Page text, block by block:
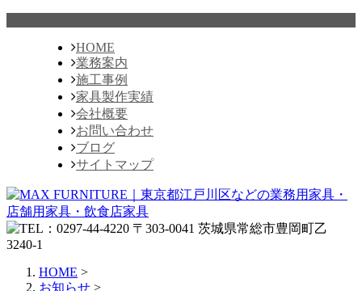
HOME
業務案内
施工事例
家具製作実績
会社概要
お問い合わせ
ブログ
サイトマップ
HOME >
お知らせ >